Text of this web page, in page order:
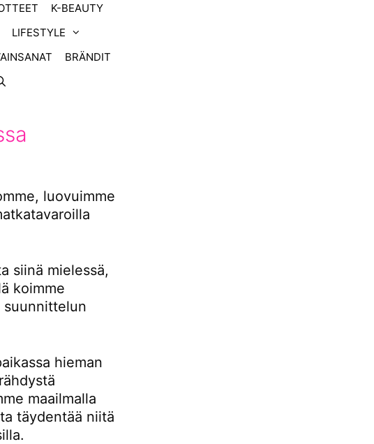
K-BEAUTY
LIFESTYLE
BRÄNDIT
luovuimme
siinä mielessä,
koimme
suunnittelun
hieman
maailmalla
täydentää niitä